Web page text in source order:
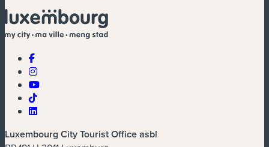
Luxembourg City Tourist Office asbl